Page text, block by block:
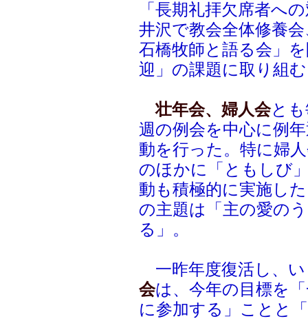
「長期礼拝欠席者へ
井沢で教会全体修養
石橋牧師と語る会」
迎」の課題に取り組
壮年会、婦人会と
週の例会を中心に例
動を行った。特に婦
のほかに「ともしび
動も積極的に実施し
の主題は「主の愛の
る」。
一昨年度復活し、
会は、今年の目標を
に参加する」ことと